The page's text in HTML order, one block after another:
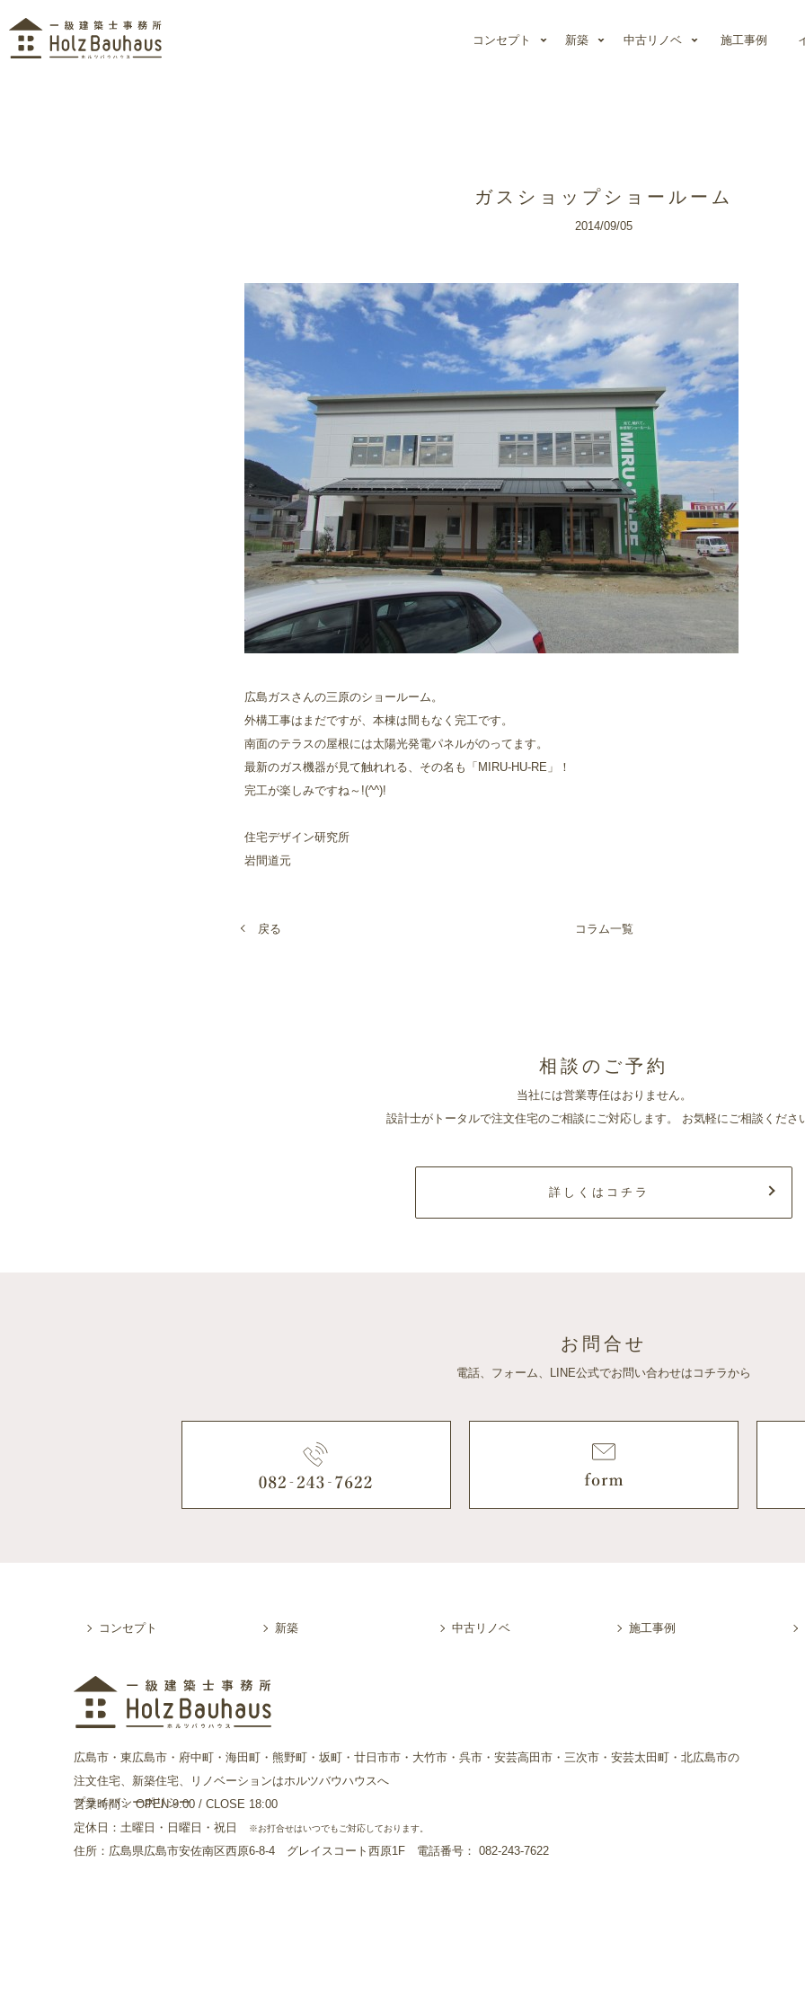
コンセプト 新築 中古リノベ 施工事例
ガスショップショールーム
2014/09/05
広島ガスさんの三原のショールーム。
外構工事はまだですが、本棟は間もなく完工です。
南面のテラスの屋根には太陽光発電パネルがのってます。
最新のガス機器が見て触れれる、その名も「MIRU-HU-RE」！
完工が楽しみですね～!(^^)!
住宅デザイン研究所
岩間道元
戻る コラム一覧
相談のご予約
当社には営業専任はおりません。
設計士がトータルで注文住宅のご相談にご対応します。 お気軽にご相談くださ
詳しくはコチラ
お問合せ
電話、フォーム、LINE公式でお問い合わせはコチラから
コンセプト 新築 中古リノベ 施工事例
広島市・東広島市・府中町・海田町・熊野町・坂町・廿日市市・大竹市・呉市・安芸高田市・三次市・安芸太田町・北広島市の
注文住宅、新築住宅、リノベーションはホルツバウハウスへ
営業時間： OPEN 9:00 / CLOSE 18:00
定休日：土曜日・日曜日・祝日
※お打合せはいつでもご対応しております。
住所：広島県広島市安佐南区西原6-8-4 グレイスコート西原1F 電話番号： 082-243-7622
プライバシーポリシー